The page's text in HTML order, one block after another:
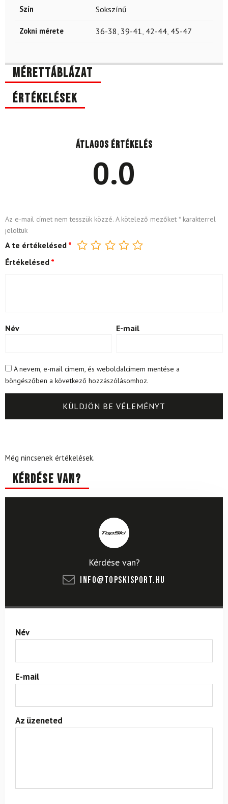
Szín Sokszínű
Zokni mérete 36-38 39-41 42-44 45-47
Mérettáblázat
Értékelések
Átlagos értékelés
0.0
Az e-mail címet nem tesszük közzé. A kötelező mezőket *karakterrel
jelöltük
A te értékelésed *
Értékelésed *
Név E-mail
A nevem, e-mail címem, és weboldalcímem mentése a
böngészőben a következő hozzászólásomhoz.
Még nincsenek értékelések.
Kérdése van?
Kérdése van?
info@topskisport.hu
Név
E-mail
Az üzeneted